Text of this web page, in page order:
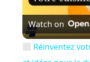
Watch on
Réinventez